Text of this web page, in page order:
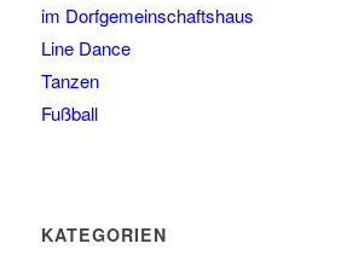
im Dorfgemeinschaftshaus
Line Dance
Tanzen
Fußball
KATEGORIEN